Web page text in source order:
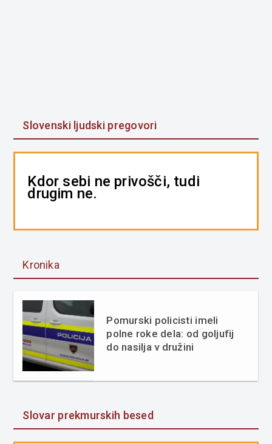
Slovenski ljudski pregovori
Kdor sebi ne privošči, tudi
drugim ne.
Kronika
Pomurski policisti imeli
polne roke dela: od goljufij
do nasilja v družini
Slovar prekmurskih besed